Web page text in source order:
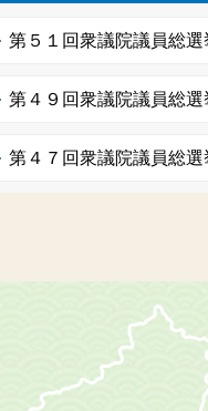
第５１回衆議院議員総選
第４９回衆議院議員総選
第４７回衆議院議員総選